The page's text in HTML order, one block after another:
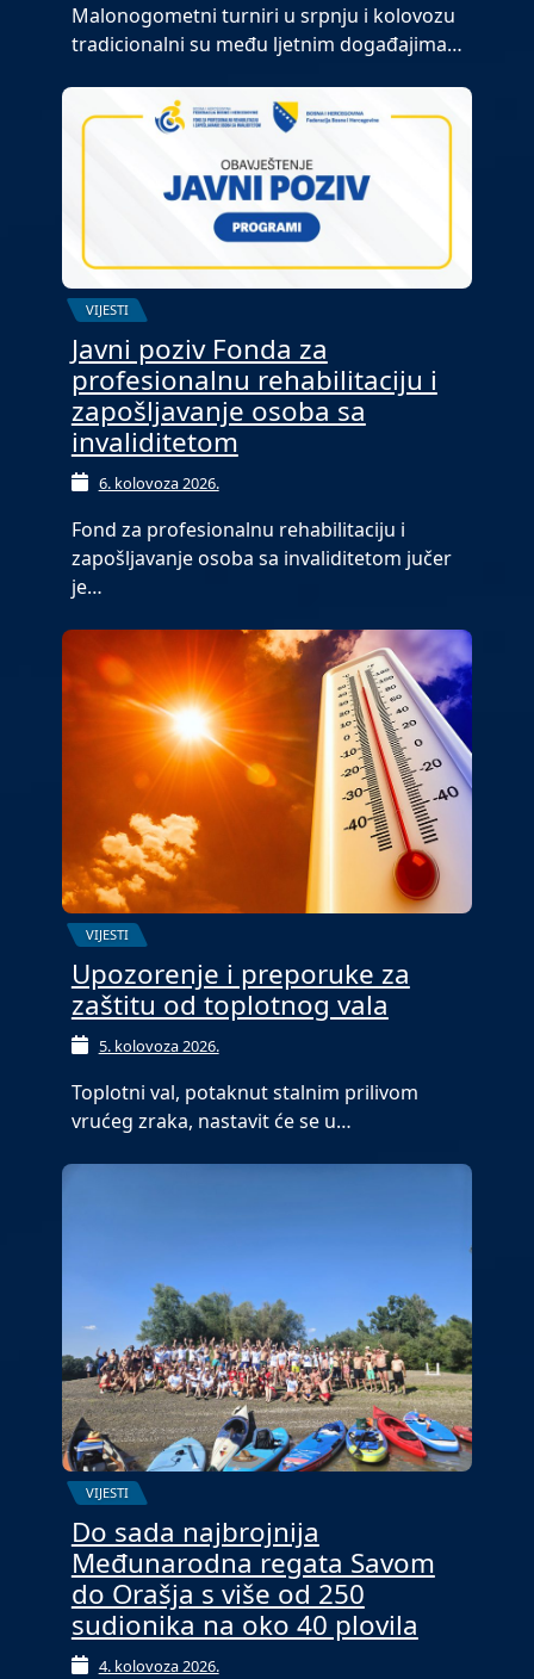
Malonogometni turniri u srpnju i kolovozu
tradicionalni su među ljetnim događajima…
VIJESTI
Javni poziv Fonda za
profesionalnu rehabilitaciju i
zapošljavanje osoba sa
invaliditetom
6. kolovoza 2026.
Fond za profesionalnu rehabilitaciju i
zapošljavanje osoba sa invaliditetom jučer
je…
VIJESTI
Upozorenje i preporuke za
zaštitu od toplotnog vala
5. kolovoza 2026.
Toplotni val, potaknut stalnim prilivom
vrućeg zraka, nastavit će se u…
VIJESTI
Do sada najbrojnija
Međunarodna regata Savom
do Orašja s više od 250
sudionika na oko 40 plovila
4. kolovoza 2026.